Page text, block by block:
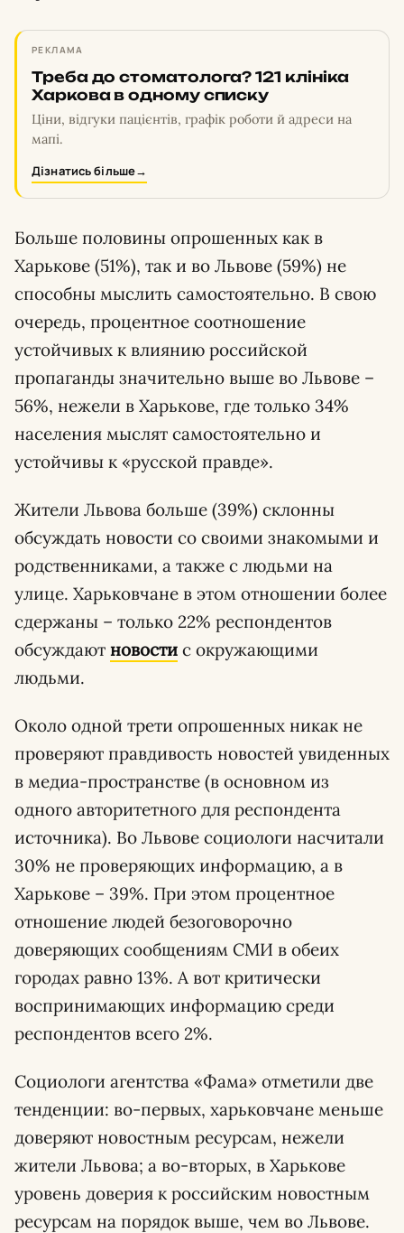
РЕКЛАМА
Треба до стоматолога? 121 клініка
Харкова в одному списку
Ціни, відгуки пацієнтів, графік роботи й адреси на
мапі.
Дізнатись більше→
Больше половины опрошенных как в
Харькове (51%), так и во Львове (59%) не
способны мыслить самостоятельно. В свою
очередь, процентное соотношение
устойчивых к влиянию российской
пропаганды значительно выше во Львове –
56%, нежели в Харькове, где только 34%
населения мыслят самостоятельно и
устойчивы к «русской правде».
Жители Львова больше (39%) склонны
обсуждать новости со своими знакомыми и
родственниками, а также с людьми на
улице. Харьковчане в этом отношении более
сдержаны – только 22% респондентов
обсуждают новости с окружающими
людьми.
Около одной трети опрошенных никак не
проверяют правдивость новостей увиденных
в медиа-пространстве (в основном из
одного авторитетного для респондента
источника). Во Львове социологи насчитали
30% не проверяющих информацию, а в
Харькове – 39%. При этом процентное
отношение людей безоговорочно
доверяющих сообщениям СМИ в обеих
городах равно 13%. А вот критически
воспринимающих информацию среди
респондентов всего 2%.
Социологи агентства «Фама» отметили две
тенденции: во-первых, харьковчане меньше
доверяют новостным ресурсам, нежели
жители Львова; а во-вторых, в Харькове
уровень доверия к российским новостным
ресурсам на порядок выше, чем во Львове.